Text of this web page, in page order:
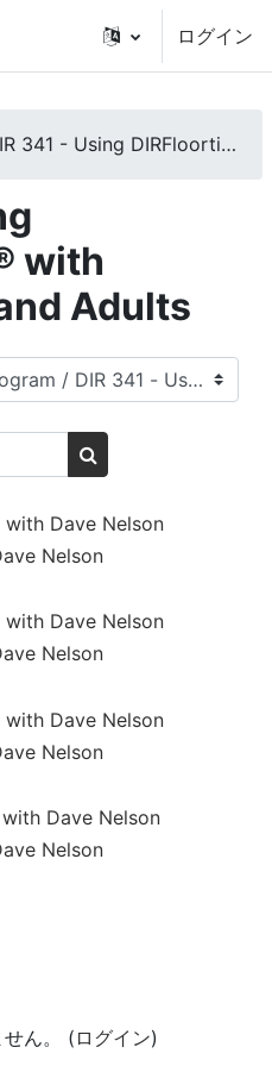
ログイン
DIR 341 - Using DIRFloortime® with Adolescents and Adults
with
Adults
コースを検索する
Dave Nelson
Nelson
Dave Nelson
Nelson
Dave Nelson
Nelson
Dave Nelson
Nelson
ん。 ( ログイン)